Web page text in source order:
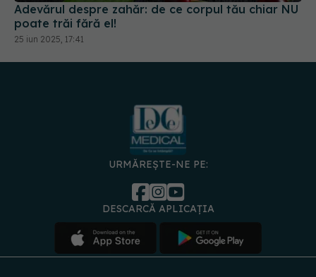
Adevărul despre zahăr: de ce corpul tău chiar NU
poate trăi fără el!
25 iun 2025, 17:41
URMĂREȘTE-NE PE:
DESCARCĂ APLICAȚIA